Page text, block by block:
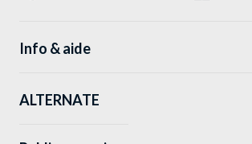
Info & aide
ALTERNATE